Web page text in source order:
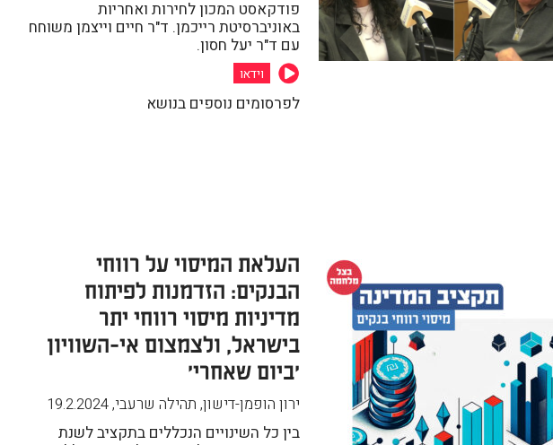
פודקאסט המכון לחירות ואחריות
באוניברסיטת רייכמן. ד"ר חיים וייצמן משוחח
עם ד"ר יעל חסון.
וידאו
לפרסומים נוספים בנושא
העלאת המיסוי על רווחי
הבנקים: הזדמנות לפיתוח
מדיניות מיסוי רווחי יתר
בישראל, ולצמצום אי-השוויון
'ביום שאחרי'
ירון הופמן-דישון, תהילה שרעבי,
19.2.2024
בין כל השינויים הנכללים בתקציב לשנת